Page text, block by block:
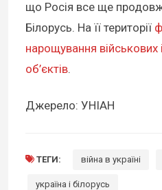
що Росія все ще
Білорусь. На її території
нарощування військових
об’єктів.
Джерело: УНІАН
ТЕГИ: війна в україні
україна і білорусь